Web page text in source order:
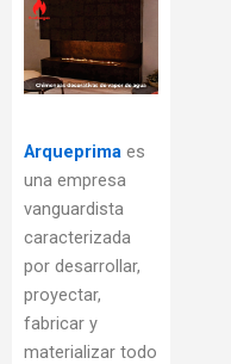
Arqueprima es
una empresa
vanguardista
caracterizada
por desarrollar,
proyectar,
fabricar y
materializar todo